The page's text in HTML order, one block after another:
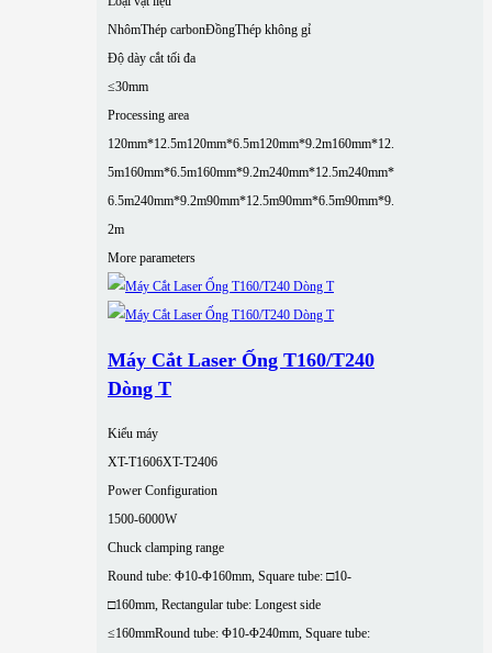
NhômThép carbonĐồngThép không gỉ
Độ dày cắt tối đa
≤30mm
Processing area
120mm*12.5m120mm*6.5m120mm*9.2m160mm*12.
5m160mm*6.5m160mm*9.2m240mm*12.5m240mm*
6.5m240mm*9.2m90mm*12.5m90mm*6.5m90mm*9.
2m
More parameters
Máy Cắt Laser Ống T160/T240
Dòng T
Kiểu máy
XT-T1606XT-T2406
Power Configuration
1500-6000W
Chuck clamping range
Round tube: Φ10-Φ160mm, Square tube: □10-
□160mm, Rectangular tube: Longest side
≤160mmRound tube: Φ10-Φ240mm, Square tube: